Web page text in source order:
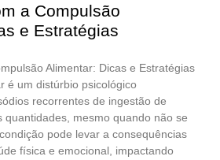
a Compulsão
e Estratégias
Alimentar: Dicas e Estratégias
é um distúrbio psicológico
recorrentes de ingestão de
quantidades, mesmo quando não se
pode levar a consequências
física e emocional, impactando